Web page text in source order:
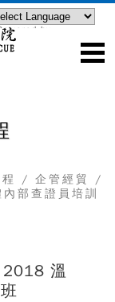
by
/ 企管經貿
/
部查證員培訓
溫